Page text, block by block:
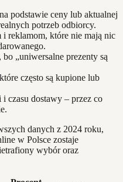
podstawie ceny lub aktualnej
potrzeb odbiorcy.
reklamom, które nie mają nic
„uniwersalne prezenty są
często są kupione lub
czasu dostawy – przez co
danych z 2024 roku,
w Polsce zostaje
wybór oraz